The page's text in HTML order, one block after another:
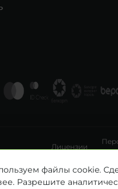
Лицензии
Минским
защищены 2026. ООО
файлы cookie.
Разрешите